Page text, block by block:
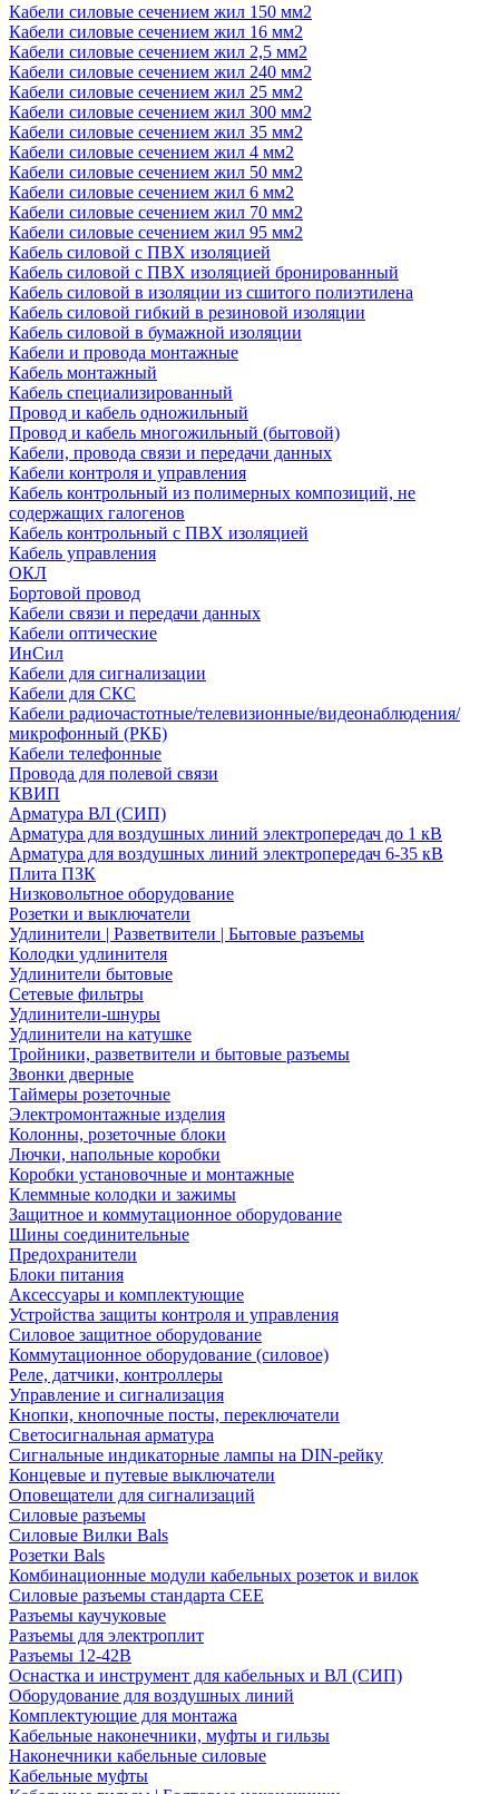
Кабели силовые сечением жил 150 мм2
Кабели силовые сечением жил 16 мм2
Кабели силовые сечением жил 2,5 мм2
Кабели силовые сечением жил 240 мм2
Кабели силовые сечением жил 25 мм2
Кабели силовые сечением жил 300 мм2
Кабели силовые сечением жил 35 мм2
Кабели силовые сечением жил 4 мм2
Кабели силовые сечением жил 50 мм2
Кабели силовые сечением жил 6 мм2
Кабели силовые сечением жил 70 мм2
Кабели силовые сечением жил 95 мм2
Кабель силовой с ПВХ изоляцией
Кабель силовой с ПВХ изоляцией бронированный
Кабель силовой в изоляции из сшитого полиэтилена
Кабель силовой гибкий в резиновой изоляции
Кабель силовой в бумажной изоляции
Кабели и провода монтажные
Кабель монтажный
Кабель специализированный
Провод и кабель одножильный
Провод и кабель многожильный (бытовой)
Кабели, провода связи и передачи данных
Кабели контроля и управления
Кабель контрольный из полимерных композиций, не
содержащих галогенов
Кабель контрольный с ПВХ изоляцией
Кабель управления
ОКЛ
Бортовой провод
Кабели связи и передачи данных
Кабели оптические
ИнСил
Кабели для сигнализации
Кабели для СКС
Кабели радиочастотные/телевизионные/видеонаблюдения/
микрофонный (РКБ)
Кабели телефонные
Провода для полевой связи
КВИП
Арматура ВЛ (СИП)
Арматура для воздушных линий электропередач до 1 кВ
Арматура для воздушных линий электропередач 6-35 кВ
Плита ПЗК
Низковольтное оборудование
Розетки и выключатели
Удлинители | Разветвители | Бытовые разъемы
Колодки удлинителя
Удлинители бытовые
Сетевые фильтры
Удлинители-шнуры
Удлинители на катушке
Тройники, разветвители и бытовые разъемы
Звонки дверные
Таймеры розеточные
Электромонтажные изделия
Колонны, розеточные блоки
Лючки, напольные коробки
Коробки установочные и монтажные
Клеммные колодки и зажимы
Защитное и коммутационное оборудование
Шины соединительные
Предохранители
Блоки питания
Аксессуары и комплектующие
Устройства защиты контроля и управления
Силовое защитное оборудование
Коммутационное оборудование (силовое)
Реле, датчики, контроллеры
Управление и сигнализация
Кнопки, кнопочные посты, переключатели
Светосигнальная арматура
Сигнальные индикаторные лампы на DIN-рейку
Концевые и путевые выключатели
Оповещатели для сигнализаций
Силовые разъемы
Силовые Вилки Bals
Розетки Bals
Комбинационные модули кабельных розеток и вилок
Силовые разъемы стандарта CEE
Разъемы каучуковые
Разъемы для электроплит
Разъемы 12-42В
Оснастка и инструмент для кабельных и ВЛ (СИП)
Оборудование для воздушных линий
Комплектующие для монтажа
Кабельные наконечники, муфты и гильзы
Наконечники кабельные силовые
Кабельные муфты